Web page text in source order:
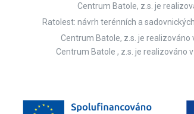
Centrum Batole, z.s. je
Ratolest: návrh terénních a
Centrum Batole, z.s. je
Centrum Batole , z.s. je realizováno